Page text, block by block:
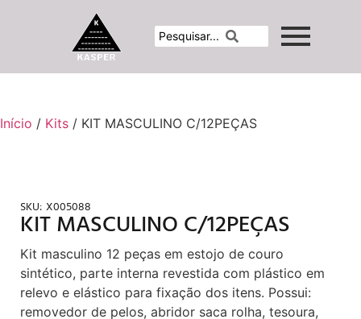
Início / Kits / KIT MASCULINO C/12PEÇAS
SKU: X005088
KIT MASCULINO C/12PEÇAS
Kit masculino 12 peças em estojo de couro
sintético, parte interna revestida com plástico em
relevo e elástico para fixação dos itens. Possui:
removedor de pelos, abridor saca rolha, tesoura,